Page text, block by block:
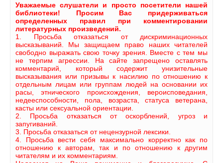
Уважаемые слушатели и просто посетители нашей
библиотеки! Просим Вас придерживаться
определенных правил при комментировании
литературных произведений.
1. Просьба отказаться от дискриминационных
высказываний. Мы защищаем право наших читателей
свободно выражать свою точку зрения. Вместе с тем мы
не терпим агрессии. На сайте запрещено оставлять
комментарий, который содержит унизительные
высказывания или призывы к насилию по отношению к
отдельным лицам или группам людей на основании их
расы, этнического происхождения, вероисповедания,
недееспособности, пола, возраста, статуса ветерана,
касты или сексуальной ориентации.
2. Просьба отказаться от оскорблений, угроз и
запугиваний.
3. Просьба отказаться от нецензурной лексики.
4. Просьба вести себя максимально корректно как по
отношению к авторам, так и по отношению к другим
читателям и их комментариям.